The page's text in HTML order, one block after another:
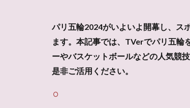
パリ五輪2024がいよいよ開幕し、ス
ます。本記事では、TVerでパリ五輪
ーやバスケットボールなどの人気競
是非ご活用ください。